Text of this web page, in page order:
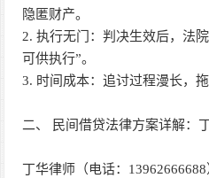
隐匿财产。
2. 执行无门：判决生效后，法
可供执行”。
3. 时间成本：追讨过程漫长，
二、 民间借贷法律方案详解：
丁华律师（电话：